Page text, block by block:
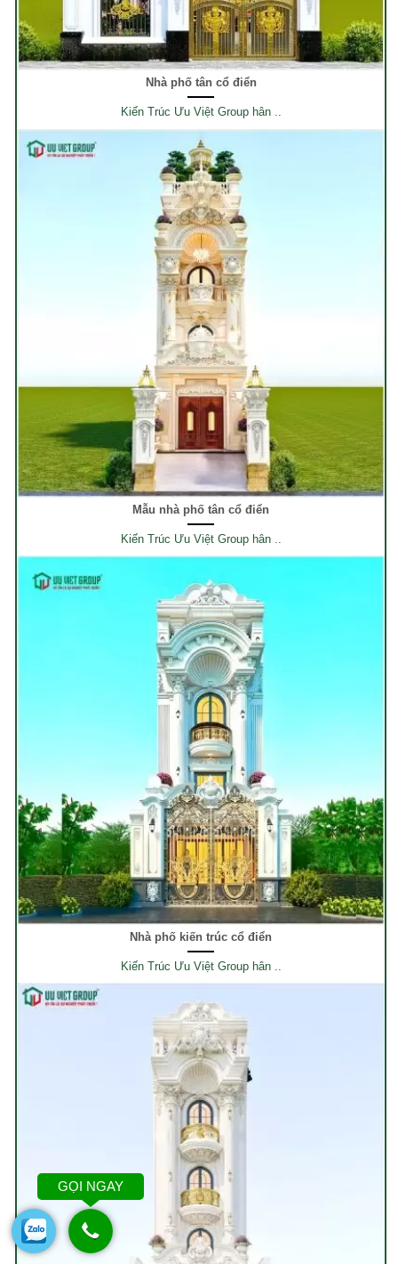
Nhà phố tân cổ điển
Kiến Trúc Ưu Việt Group hân ..
Mẫu nhà phố tân cổ điển
Kiến Trúc Ưu Việt Group hân ..
Nhà phố kiến trúc cổ điển
Kiến Trúc Ưu Việt Group hân ..
GỌI NGAY